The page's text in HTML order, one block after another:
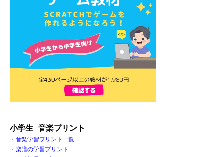
小学生 音楽プリント
・ 音楽学習プリント一覧
・ 楽譜の学習プリント